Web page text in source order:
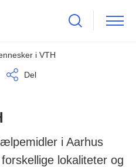
i VTH
Del
i Aarhus
lokaliteter og